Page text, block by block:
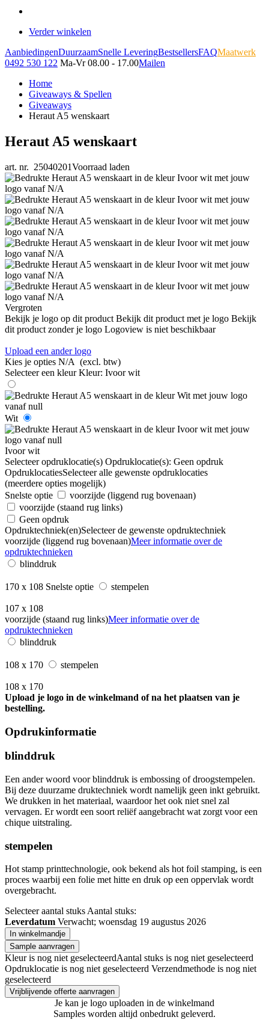
Verder winkelen
AanbiedingenDuurzaamSnelle LeveringBestsellersFAQMaatwerk
0492 530 122 Ma-Vr 08.00 - 17.00Mailen
Home
Giveaways & Spellen
Giveaways
Heraut A5 wenskaart
Heraut A5 wenskaart
art. nr. 25040201Voorraad laden
Vergroten
Bekijk je logo op dit product Bekijk dit product met je logo Bekijk
dit product zonder je logo Logoview is niet beschikbaar
Upload een ander logo
Kies je opties N/A (excl. btw)
Selecteer een kleur Kleur: Ivoor wit
Wit
Ivoor wit
Selecteer opdruklocatie(s) Opdruklocatie(s): Geen opdruk
OpdruklocatiesSelecteer alle gewenste opdruklocaties
(meerdere opties mogelijk)
Snelste optie
voorzijde (liggend rug bovenaan)
voorzijde (staand rug links)
Geen opdruk
Opdruktechniek(en)Selecteer de gewenste opdruktechniek
voorzijde (liggend rug bovenaan)Meer informatie over de
opdruktechnieken
blinddruk
170 x 108 Snelste optie stempelen
107 x 108
voorzijde (staand rug links)Meer informatie over de
opdruktechnieken
blinddruk
108 x 170 stempelen
108 x 170
Upload je logo in de winkelmand of na het plaatsen van je
bestelling.
Opdrukinformatie
blinddruk
Een ander woord voor blinddruk is embossing of droogstempelen.
Bij deze duurzame druktechniek wordt namelijk geen inkt gebruikt.
We drukken in het materiaal, waardoor het ook niet snel zal
vervagen. Er wordt een soort reliëf aangebracht wat zorgt voor een
chique uitstraling.
stempelen
Hot stamp printtechnologie, ook bekend als hot foil stamping, is een
proces waarbij een folie met hitte en druk op een oppervlak wordt
overgebracht.
Selecteer aantal stuksAantal stuks:
Leverdatum Verwacht; woensdag 19 augustus 2026
In winkelmandje
Sample aanvragen
Kleur is nog niet geselecteerdAantal stuks is nog niet geselecteerd
Opdruklocatie is nog niet geselecteerd Verzendmethode is nog niet
geselecteerd
Vrijblijvende offerte aanvragen
Je kan je logo uploaden in de winkelmand
Samples worden altijd onbedrukt geleverd.